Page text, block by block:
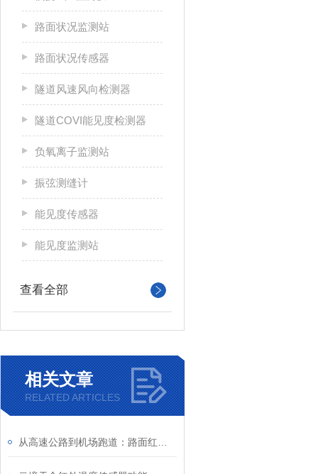
路面状况监测站
路面状况传感器
隧道风速风向检测器
隧道COVI能见度检测器
负氧离子监测站
振弦测缝计
能见度传感器
能见度监测站
查看全部
相关文章
RELATED ARTICLES